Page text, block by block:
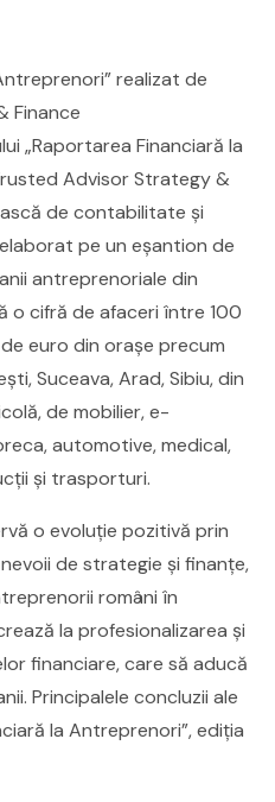
realizat de
Finance
„Raportarea Financiară la
Advisor Strategy &
de contabilitate şi
pe un eșantion de
antreprenoriale din
o cifră de afaceri între 100
euro din orașe precum
Suceava, Arad, Sibiu, din
de mobilier, e-
automotive, medical,
și trasporturi.
o evoluţie pozitivă prin
de strategie și finanțe,
români în
la profesionalizarea și
financiare, care să aducă
Principalele concluzii ale
la Antreprenori”, ediţia